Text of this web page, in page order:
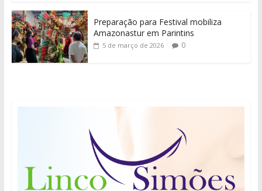
Preparação para Festival mobiliza
Amazonastur em Parintins
5 de março de 2026 0